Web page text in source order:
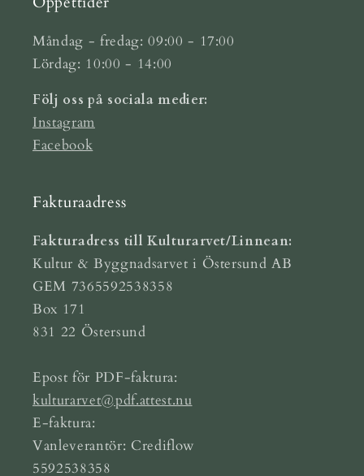
Måndag - fredag: 09:00 - 17:00
Lördag: 10:00 - 14:00
Följ oss på sociala medier:
Instagram
Facebook
Fakturaadress
Fakturadress till Kulturarvet/Linnean:
Kultur & Byggnadsarvet i Östersund AB
GEM 7365592538358
Box 171
831 22 Östersund
Epost för PDF-faktura:
kulturarvet@pdf.attest.nu
E-faktura:
Vanleverantör: Crediflow
5592538358